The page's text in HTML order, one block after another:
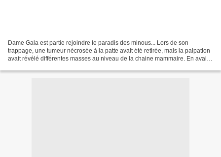
Dame Gala est partie rejoindre le paradis des minous... Lors de son
trappage, une tumeur nécrosée à la patte avait été retirée, mais la palpation
avait révélé différentes masses au niveau de la chaine mammaire. En avait-